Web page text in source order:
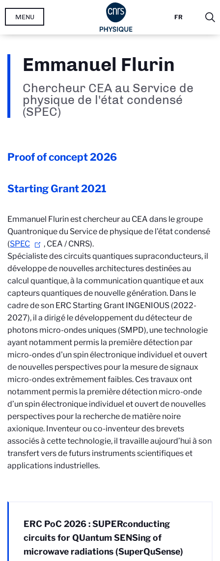
Aller
FR
MENU
Emmanuel Flurin
Chercheur CEA au Service de
physique de l'état condensé
(SPEC)
Proof of concept2026
Starting Grant2021
Emmanuel Flurin est chercheur au CEA dans le groupe
Quantronique du Service de physique de l'état condensé
(SPEC
, CEA / CNRS).
Spécialiste des circuits quantiques supraconducteurs, il
développe de nouvelles architectures destinées au
calcul quantique, à la communication quantique et aux
capteurs quantiques de nouvelle génération. Dans le
cadre de son ERC Starting Grant INGENIOUS (2022-
2027), il a dirigé le développement du détecteur de
photons micro-ondes uniques (SMPD), une technologie
ayant notamment permis la première détection par
micro-ondes d'un spin électronique individuel et ouvert
de nouvelles perspectives pour la mesure de signaux
micro-ondes extrêmement faibles. Ces travaux ont
notamment permis la première détection micro-onde
d’un spin électronique individuel et ouvert de nouvelles
perspectives pour la recherche de matière noire
axionique. Inventeur ou co-inventeur des brevets
associés à cette technologie, il travaille aujourd’hui à son
transfert vers de futurs instruments scientifiques et
applications industrielles.
ERC PoC 2026 : SUPERconducting
circuits for QUantum SENSing of
microwave radiations (SuperQuSense)